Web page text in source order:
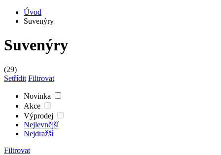
Úvod
Suvenýry
Suvenýry
(29)
Setřídit Filtrovat
Novinka
Akce
Výprodej
Nejlevnější
Nejdražší
Filtrovat